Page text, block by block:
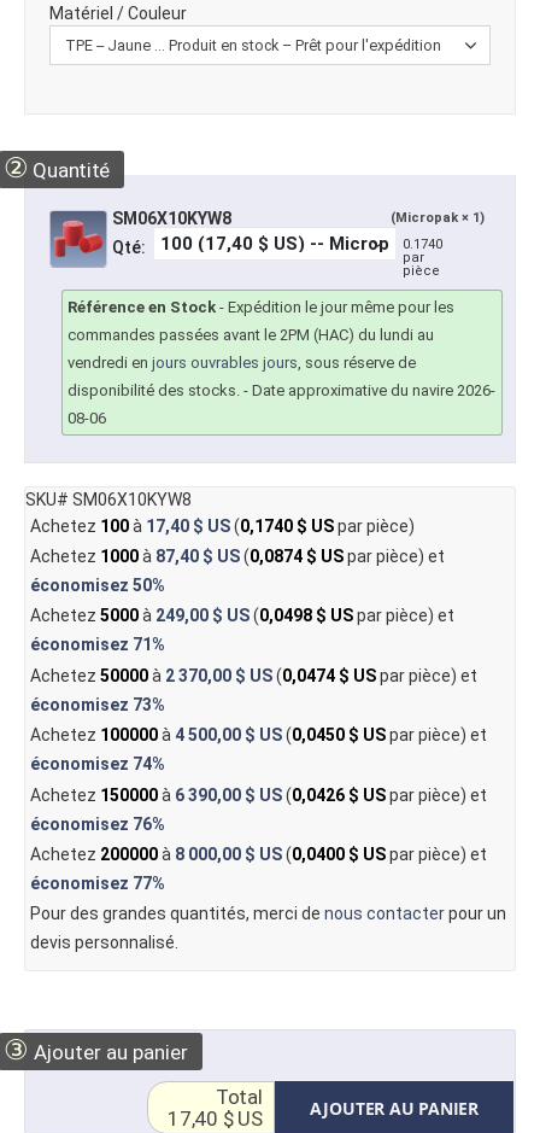
Matériel / Couleur
② Quantité
SM06X10KYW8 (Micropak × 1)
Qté:
0.1740
par
pièce
Référence en Stock - Expédition le jour même pour les
commandes passées avant le 2PM (HAC) du lundi au
vendredi en jours ouvrables jours, sous réserve de
disponibilité des stocks. - Date approximative du navire 2026-
08-06
SKU# SM06X10KYW8
Achetez 100à 17,40 $ US(0,1740 $ USpar pièce)
Achetez 1000à 87,40 $ US(0,0874 $ USpar pièce) et
économisez 50%
Achetez 5000à 249,00 $ US(0,0498 $ USpar pièce) et
économisez 71%
Achetez 50000à 2 370,00 $ US(0,0474 $ USpar pièce) et
économisez 73%
Achetez 100000à4 500,00 $ US(0,0450 $ USpar pièce) et
économisez 74%
Achetez 150000à 6 390,00 $ US(0,0426 $ USpar pièce) et
économisez 76%
Achetez 200000à 8 000,00 $ US(0,0400 $ USpar pièce) et
économisez 77%
Pour des grandes quantités, merci de nous contacterpour un
devis personnalisé.
③ Ajouter au panier
AJOUTER AU PANIER
Total
17,40 $ US